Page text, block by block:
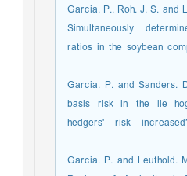
23. Garcia. P.. Roh. J. S.
Simultaneously
ratios in the soybean
24. Garcia. P. and
basis risk in the lie
hedgers' risk
25. Garcia. P. and